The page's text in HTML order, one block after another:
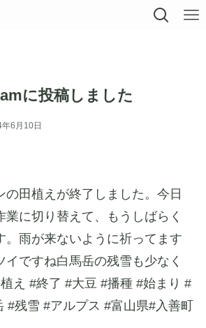
に投稿しました
6月10日
の田植えが終了しました。今日
業に切り替えて、もうしばらく
。雨が来ないように祈ってます️
イですね白馬岳の残雪も少なく
え #終了 #大豆 #播種 #始まり #
#残雪 #アルプス #富山県#入善町